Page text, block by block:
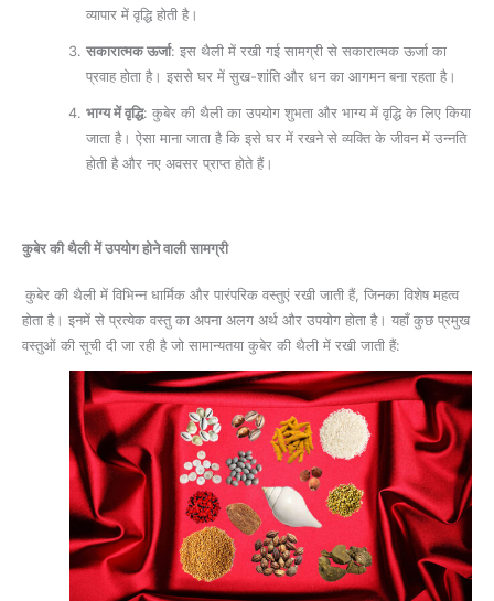
व्यापार में वृद्धि होती है।
सकारात्मक ऊर्जा: इस थैली में रखी गई सामग्री से सकारात्मक ऊर्जा का
प्रवाह होता है। इससे घर में सुख-शांति और धन का आगमन बना रहता है।
भाग्य में वृद्धि: कुबेर की थैली का उपयोग शुभता और भाग्य में वृद्धि के लिए किया
जाता है। ऐसा माना जाता है कि इसे घर में रखने से व्यक्ति के जीवन में उन्नति
होती है और नए अवसर प्राप्त होते हैं।
कुबेर की थैली में उपयोग होने वाली सामग्री
कुबेर की थैली में विभिन्न धार्मिक और पारंपरिक वस्तुएं रखी जाती हैं, जिनका विशेष महत्व
होता है। इनमें से प्रत्येक वस्तु का अपना अलग अर्थ और उपयोग होता है। यहाँ कुछ प्रमुख
वस्तुओं की सूची दी जा रही है जो सामान्यतया कुबेर की थैली में रखी जाती हैं: